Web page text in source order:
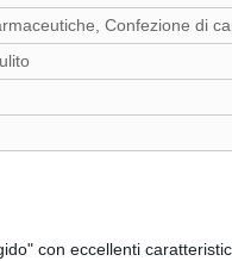
Confezione di
con eccellenti